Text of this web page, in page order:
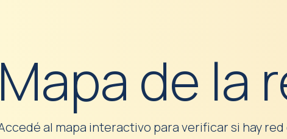
de la
al mapa interactivo para verificar si hay